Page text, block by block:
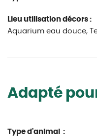
Lieu utilisation décors :
Aquarium eau douce,
Adapté
Type d'animal :